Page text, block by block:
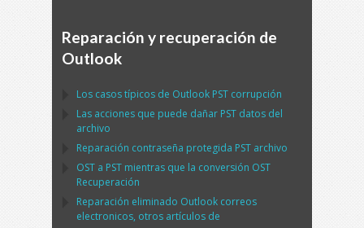
Reparación y recuperación de
Outlook
Los casos típicos de Outlook PST corrupción
Las acciones que puede dañar PST datos del
archivo
Reparación contraseña protegida PST archivo
OST a PST mientras que la conversión OST
Recuperación
Reparación eliminado Outlook correos
electronicos, otros artículos de